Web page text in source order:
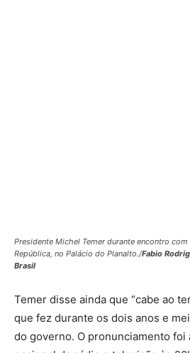
Presidente Michel Temer durante encontro
República, no Palácio do Planalto./Fabio
Brasil
Temer disse ainda que “cabe ao
que fez durante os dois anos e
do governo. O pronunciamento foi